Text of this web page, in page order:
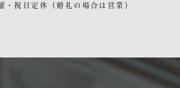
・祝日定休
（婚礼の場合は営業）